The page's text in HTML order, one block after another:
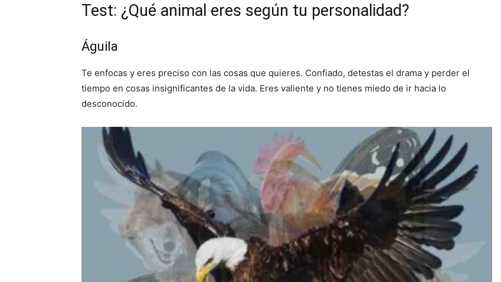
Test: ¿Qué animal eres según tu personalidad?
Águila
Te enfocas y eres preciso con las cosas que quieres. Confiado, detestas el drama y perder el
tiempo en cosas insignificantes de la vida. Eres valiente y no tienes miedo de ir hacia lo
desconocido.